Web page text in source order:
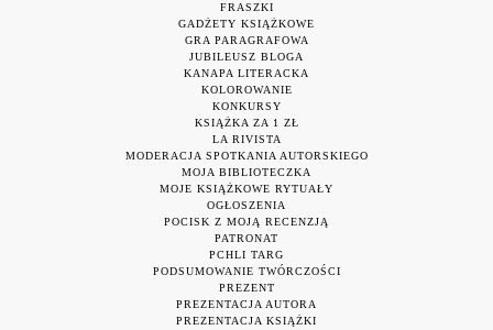
FRASZKI
GADŻETY KSIĄŻKOWE
GRA PARAGRAFOWA
JUBILEUSZ BLOGA
KANAPA LITERACKA
KOLOROWANIE
KONKURSY
KSIĄŻKA ZA 1 ZŁ
LA RIVISTA
MODERACJA SPOTKANIA AUTORSKIEGO
MOJA BIBLIOTECZKA
MOJE KSIĄŻKOWE RYTUAŁY
OGŁOSZENIA
POCISK Z MOJĄ RECENZJĄ
PATRONAT
PCHLI TARG
PODSUMOWANIE TWÓRCZOŚCI
PREZENT
PREZENTACJA AUTORA
PREZENTACJA KSIĄŻKI